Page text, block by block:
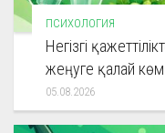
ПСИХОЛОГИЯ
Негізгі
жеңуге қалай
05.08.2026